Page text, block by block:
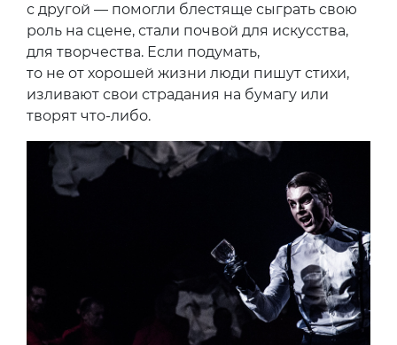
с другой — помогли блестяще сыграть свою
роль на сцене, стали почвой для искусства,
для творчества. Если подумать,
то не от хорошей жизни люди пишут стихи,
изливают свои страдания на бумагу или
творят что-либо.